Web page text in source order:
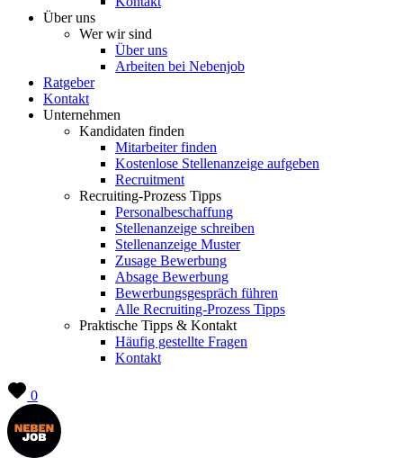
Über uns
Wer wir sind
Über uns
Arbeiten bei Nebenjob
Ratgeber
Kontakt
Unternehmen
Kandidaten finden
Mitarbeiter finden
Kostenlose Stellenanzeige aufgeben
Recruitment
Recruiting-Prozess Tipps
Personalbeschaffung
Stellenanzeige schreiben
Stellenanzeige Muster
Zusage Bewerbung
Absage Bewerbung
Bewerbungsgespräch führen
Alle Recruiting-Prozess Tipps
Praktische Tipps & Kontakt
Häufig gestellte Fragen
Kontakt
0